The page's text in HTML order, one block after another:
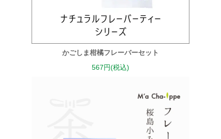
かごしま柑橘フレーバーセット
567円(税込)